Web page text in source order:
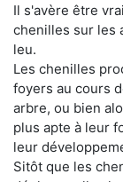
Il s'avère être
chenilles sur les
leu.
Les chenilles
foyers au cours
arbre, ou bien
plus apte à leur
leur
Sitôt que les